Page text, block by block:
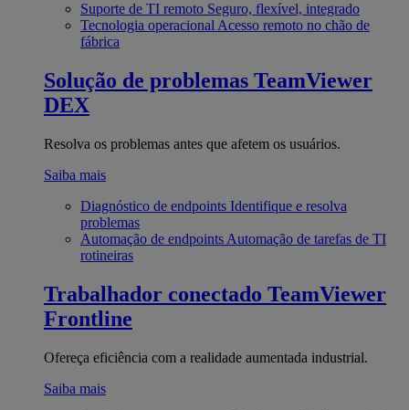
Suporte de TI remoto Seguro, flexível, integrado
Tecnologia operacional Acesso remoto no chão de
fábrica
Solução de problemas TeamViewer
DEX
Resolva os problemas antes que afetem os usuários.
Saiba mais
Diagnóstico de endpoints Identifique e resolva
problemas
Automação de endpoints Automação de tarefas de TI
rotineiras
Trabalhador conectado TeamViewer
Frontline
Ofereça eficiência com a realidade aumentada industrial.
Saiba mais